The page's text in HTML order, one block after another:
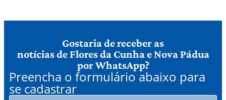
Gostaria de receber as
notícias de Flores da Cunha e Nova Pádua
por WhatsApp?
Preencha o formulário abaixo para
se cadastrar